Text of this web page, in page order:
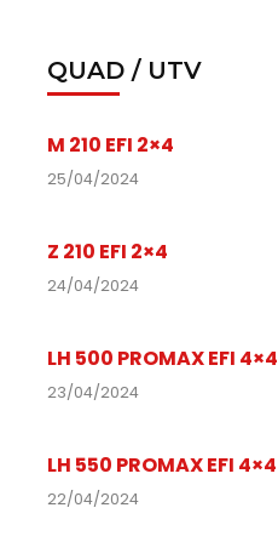
QUAD / UTV
M 210 EFI 2×4
25/04/2024
Z 210 EFI 2×4
24/04/2024
LH 500 PROMAX EFI 4×4
23/04/2024
LH 550 PROMAX EFI 4×4
22/04/2024